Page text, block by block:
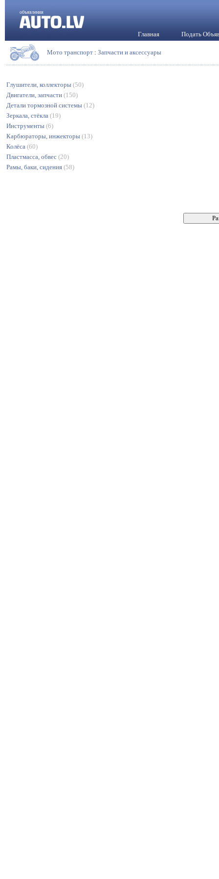
объявления
Главная Подать
Мото транспорт : Запчасти и аксессуары
Глушители, коллекторы (50)
Двигатели, запчасти (150)
Детали тормозной системы (12)
Зеркала, стёкла (19)
Инструменты (6)
Карбюраторы, инжекторы (13)
Колёса (60)
Пластмасса, обвес (20)
Рамы, баки, сидения (58)